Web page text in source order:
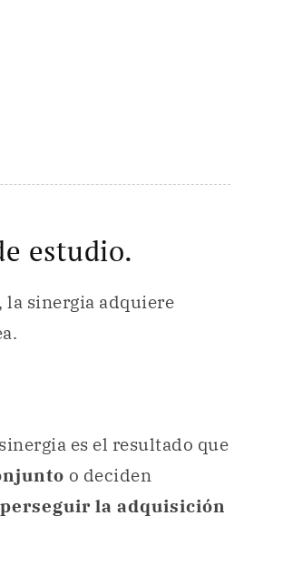
estudio.
la sinergia adquiere
es el resultado que
o deciden
perseguir la adquisición